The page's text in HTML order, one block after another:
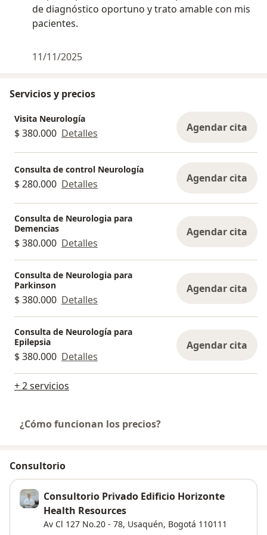
MEJOR SERA EL PRONOSTICO .
privilegio de ejercer la neurología en Colombia, y muy
ambiente agradable de respeto y comprensión.
de diagnóstico oportuno y trato amable con mis
pacientes.
11/11/2025
Servicios y precios
Visita Neurología
$ 380.000 Detalles Agendar cita
Consulta de control Neurología
$ 280.000 Detalles Agendar cita
Consulta de Neurologia para
Demencias
$ 380.000 Detalles
Agendar cita
Consulta de Neurologia para
Parkinson
$ 380.000 Detalles
Agendar cita
Consulta de Neurología para
Epilepsia
$ 380.000 Detalles
Agendar cita
+ 2 servicios
¿Cómo funcionan los precios?
Consultorio
Consultorio Privado Edificio Horizonte
Health Resources
Av Cl 127 No.20 - 78, Usaquén, Bogotá 110111